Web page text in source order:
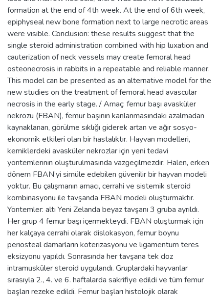
formation at the end of 4th week. At the end of 6th week,
epiphyseal new bone formation next to large necrotic areas
were visible. Conclusion: these results suggest that the
single steroid administration combined with hip luxation and
cauterization of neck vessels may create femoral head
osteonecrosis in rabbits in a repeatable and reliable manner.
This model can be presented as an alternative model for the
new studies on the treatment of femoral head avascular
necrosis in the early stage. / Amaç: femur başı avasküler
nekrozu (FBAN), femur başının kanlanmasındaki azalmadan
kaynaklanan, görülme sıklığı giderek artan ve ağır sosyo-
ekonomik etkileri olan bir hastalıktır. Hayvan modelleri,
kemiklerdeki avasküler nekrozlar için yeni tedavi
yöntemlerinin oluşturulmasında vazgeçilmezdir. Halen, erken
dönem FBAN’yi simüle edebilen güvenilir bir hayvan modeli
yoktur. Bu çalışmanın amacı, cerrahi ve sistemik steroid
kombinasyonu ile tavşanda FBAN modeli oluşturmaktır.
Yöntemler: altı Yeni Zelanda beyaz tavşanı 3 gruba ayrıldı.
Her grup 4 femur başı içermekteydi. FBAN oluşturmak için
her kalçaya cerrahi olarak dislokasyon, femur boynu
periosteal damarların koterizasyonu ve ligamentum teres
eksizyonu yapıldı. Sonrasında her tavşana tek doz
intramusküler steroid uygulandı. Gruplardaki hayvanlar
sırasıyla 2., 4. ve 6. haftalarda sakrifiye edildi ve tüm femur
başları rezeke edildi. Femur başları histolojik olarak